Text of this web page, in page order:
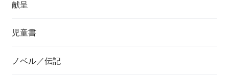
献呈
児童書
ノベル／伝記